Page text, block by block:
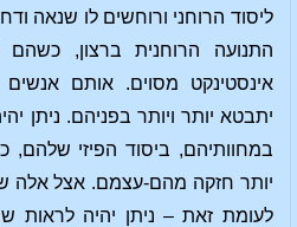
ליסוד הרוחני ורוחשים לו שנאה
התנועה הרוחנית ברצון, כשהם
אינסטינקט מסוים. אותם
יתבטא יותר ויותר בפניהם. ניתן
במחוותיהם, ביסוד הפיזי שלהם,
יותר חזקה מהם-עצמם. אצל אלה
לעומת זאת – ניתן יהיה לראות